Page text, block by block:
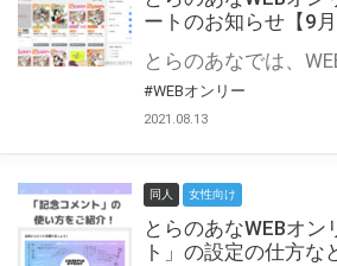
ートのお知らせ【9月
#WEBオンリー
2021.08.13
同人 女性向け
とらのあなWEBオン
ト」の設定の仕方な